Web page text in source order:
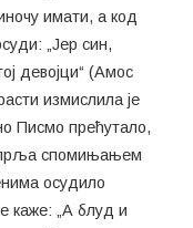
имати, а код
„Јер син,
девојци“ (Амос
измислила је
Писмо прећутало,
спомињањем
осудило
каже: „А блуд и